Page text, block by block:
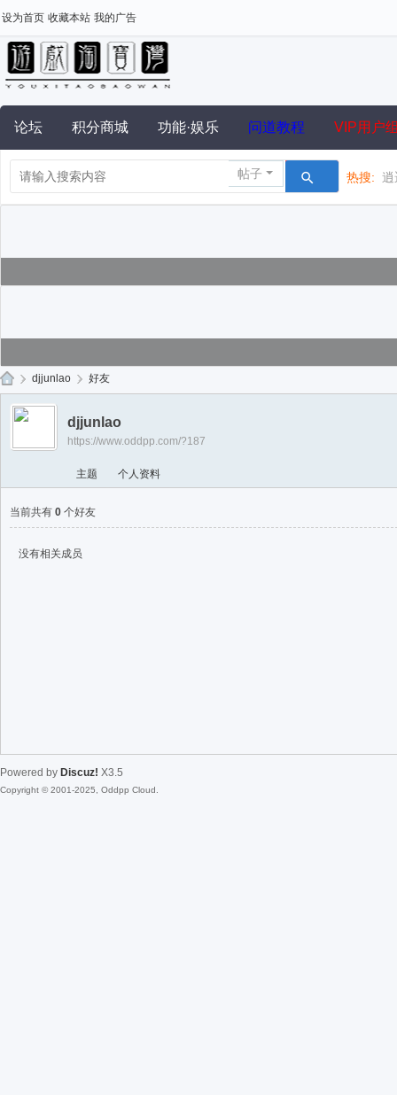
设为首页 收藏本站 我的广告
论坛 积分商城 功能·娱乐 问道教程 VIP用户
帖子 热搜: 逍
游
淘
湾
› djjunlao › 好友
djjunlao
https://www.oddpp.com/?187
主题 个人资料
当前共有 0 个好友
没有相关成员
Powered by Discuz! X3.5
Copyright © 2001-2025, Oddpp Cloud.